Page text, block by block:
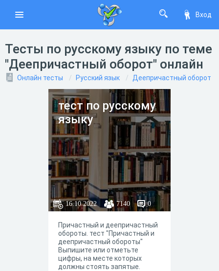
Вход
Тесты по русскому языку по теме
"Деепричастный оборот" онлайн
Онлайн тесты Русский язык Деепричастный оборот
тест по русскому
языку
16.10.2022 7140 0
Причастный и деепричастный
обороты. тест "Причастный и
деепричастный обороты"
Выпишите или отметьте
цифры, на месте которых
должны стоять запятые.